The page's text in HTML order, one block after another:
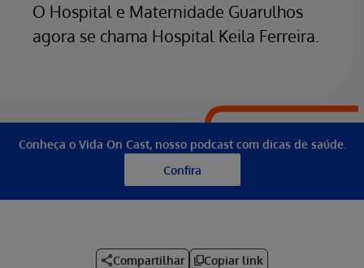
O Hospital e Maternidade Guarulhos
agora se chama Hospital Keila Ferreira.
Conheça o Vida On Cast, nosso podcast com dicas de saúde.
Confira
Compartilhar Copiar link